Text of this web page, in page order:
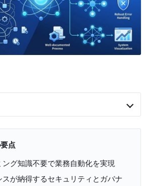
点
ング知識不要で業務自動化を実現
スが納得するセキュリティとガバナ